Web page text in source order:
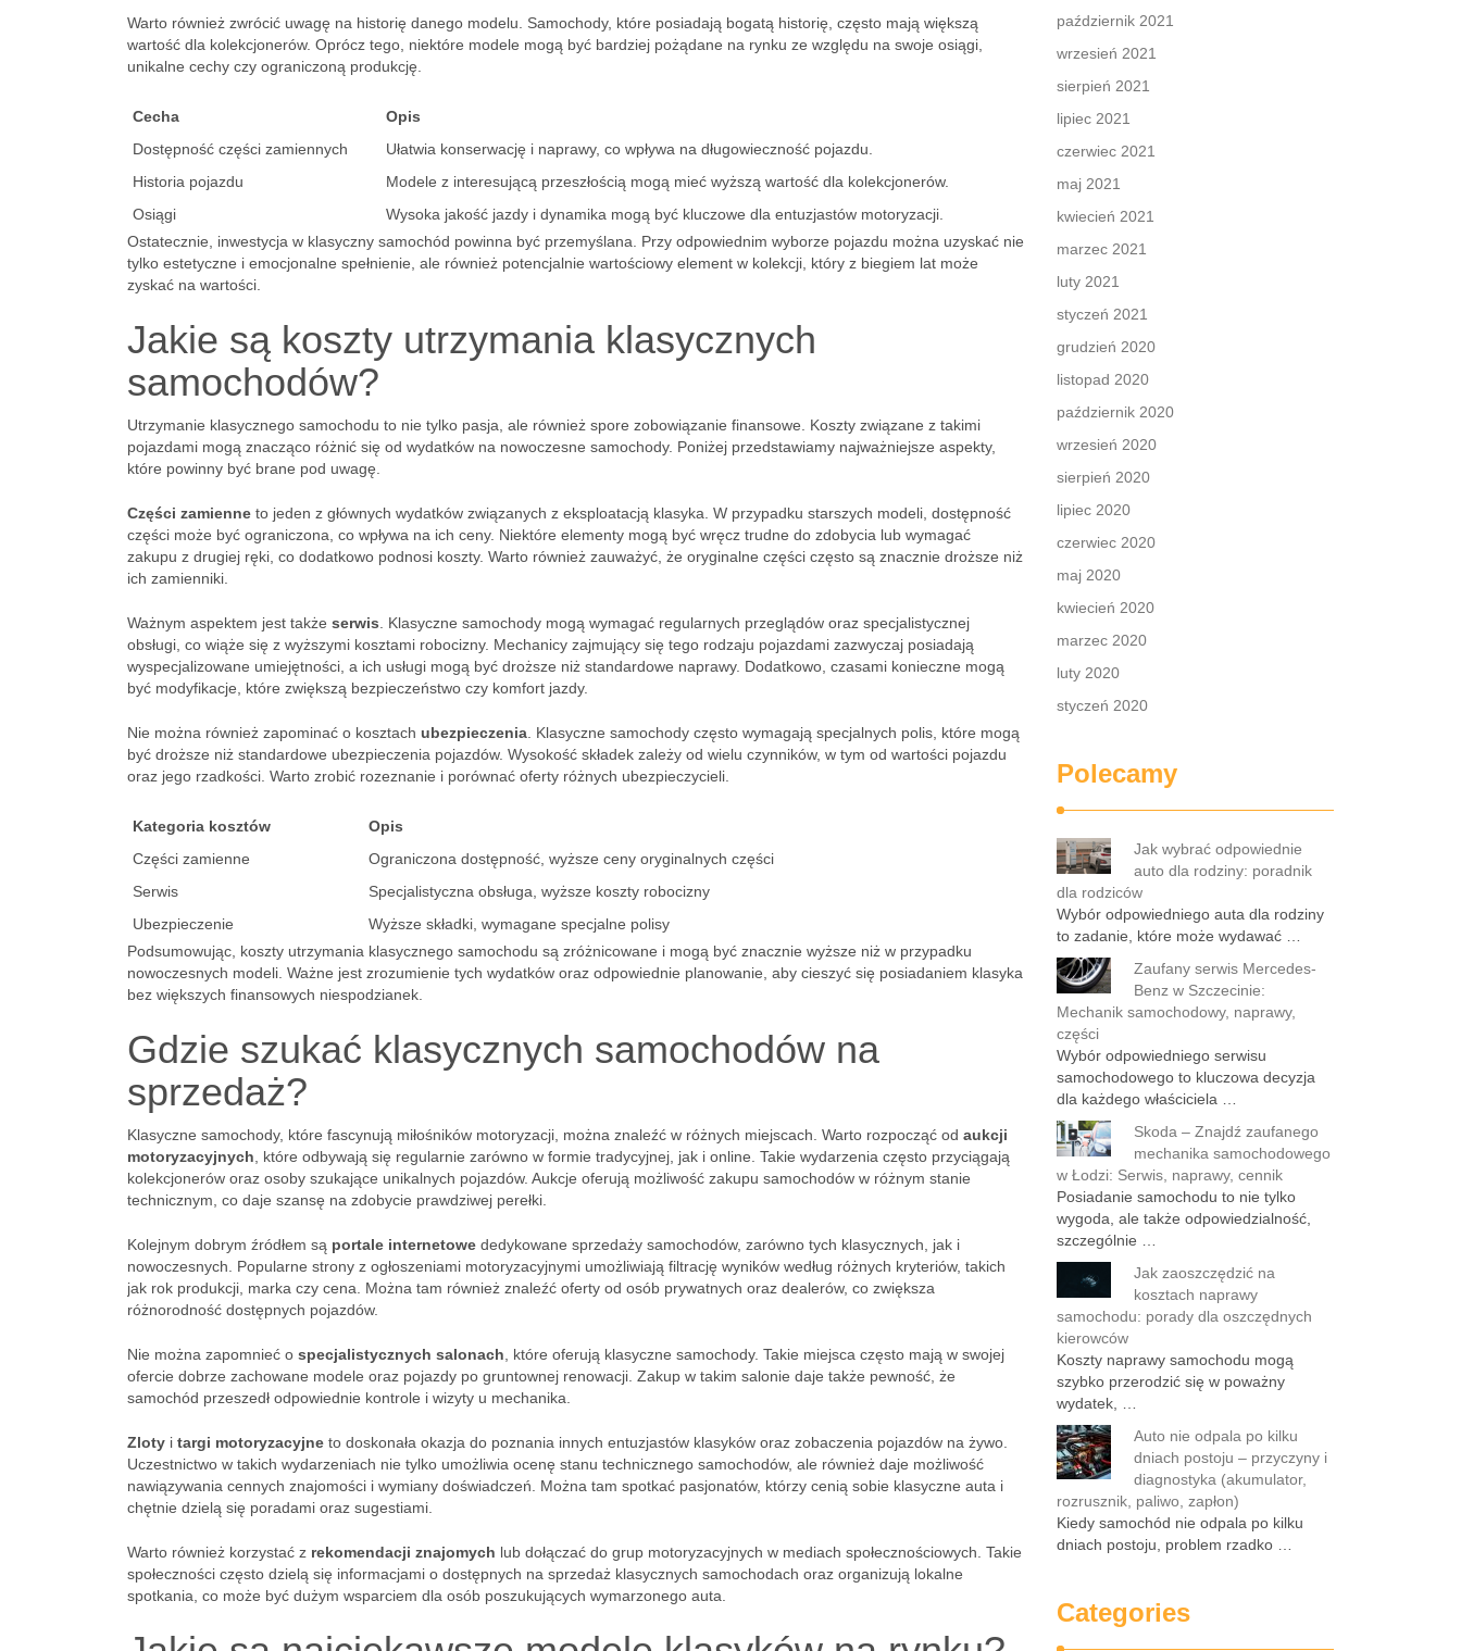
Warto również zwrócić uwagę na historię danego modelu. Samochody, które posiadają bogatą historię, często mają większą
wartość dla kolekcjonerów. Oprócz tego, niektóre modele mogą być bardziej pożądane na rynku ze względu na swoje osiągi,
unikalne cechy czy ograniczoną produkcję.
Cecha
Opis
Dostępność części zamiennych
Ułatwia konserwację i naprawy, co wpływa na długowieczność pojazdu.
Historia pojazdu
Modele z interesującą przeszłością mogą mieć wyższą wartość dla kolekcjonerów.
Osiągi
Wysoka jakość jazdy i dynamika mogą być kluczowe dla entuzjastów motoryzacji.
Ostatecznie, inwestycja w klasyczny samochód powinna być przemyślana. Przy odpowiednim wyborze pojazdu można uzyskać nie
tylko estetyczne i emocjonalne spełnienie, ale również potencjalnie wartościowy element w kolekcji, który z biegiem lat może
zyskać na wartości.
Jakie są koszty utrzymania klasycznych
samochodów?
Utrzymanie klasycznego samochodu to nie tylko pasja, ale również spore zobowiązanie finansowe. Koszty związane z takimi
pojazdami mogą znacząco różnić się od wydatków na nowoczesne samochody. Poniżej przedstawiamy najważniejsze aspekty,
które powinny być brane pod uwagę.
Części zamienne to jeden z głównych wydatków związanych z eksploatacją klasyka. W przypadku starszych modeli, dostępność
części może być ograniczona, co wpływa na ich ceny. Niektóre elementy mogą być wręcz trudne do zdobycia lub wymagać
zakupu z drugiej ręki, co dodatkowo podnosi koszty. Warto również zauważyć, że oryginalne części często są znacznie droższe niż
ich zamienniki.
Ważnym aspektem jest także serwis . Klasyczne samochody mogą wymagać regularnych przeglądów oraz specjalistycznej
obsługi, co wiąże się z wyższymi kosztami robocizny. Mechanicy zajmujący się tego rodzaju pojazdami zazwyczaj posiadają
wyspecjalizowane umiejętności, a ich usługi mogą być droższe niż standardowe naprawy. Dodatkowo, czasami konieczne mogą
być modyfikacje, które zwiększą bezpieczeństwo czy komfort jazdy.
Nie można również zapominać o kosztach ubezpieczenia . Klasyczne samochody często wymagają specjalnych polis, które mogą
być droższe niż standardowe ubezpieczenia pojazdów. Wysokość składek zależy od wielu czynników, w tym od wartości pojazdu
oraz jego rzadkości. Warto zrobić rozeznanie i porównać oferty różnych ubezpieczycieli.
Kategoria kosztów
Opis
Części zamienne
Ograniczona dostępność, wyższe ceny oryginalnych części
Serwis
Specjalistyczna obsługa, wyższe koszty robocizny
Ubezpieczenie
Wyższe składki, wymagane specjalne polisy
Podsumowując, koszty utrzymania klasycznego samochodu są zróżnicowane i mogą być znacznie wyższe niż w przypadku
nowoczesnych modeli. Ważne jest zrozumienie tych wydatków oraz odpowiednie planowanie, aby cieszyć się posiadaniem klasyka
bez większych finansowych niespodzianek.
Gdzie szukać klasycznych samochodów na
sprzedaż?
Klasyczne samochody, które fascynują miłośników motoryzacji, można znaleźć w różnych miejscach. Warto rozpocząć od aukcji
motoryzacyjnych , które odbywają się regularnie zarówno w formie tradycyjnej, jak i online. Takie wydarzenia często przyciągają
kolekcjonerów oraz osoby szukające unikalnych pojazdów. Aukcje oferują możliwość zakupu samochodów w różnym stanie
technicznym, co daje szansę na zdobycie prawdziwej perełki.
Kolejnym dobrym źródłem są portale internetowe dedykowane sprzedaży samochodów, zarówno tych klasycznych, jak i
nowoczesnych. Popularne strony z ogłoszeniami motoryzacyjnymi umożliwiają filtrację wyników według różnych kryteriów, takich
jak rok produkcji, marka czy cena. Można tam również znaleźć oferty od osób prywatnych oraz dealerów, co zwiększa
różnorodność dostępnych pojazdów.
Nie można zapomnieć o specjalistycznych salonach , które oferują klasyczne samochody. Takie miejsca często mają w swojej
ofercie dobrze zachowane modele oraz pojazdy po gruntownej renowacji. Zakup w takim salonie daje także pewność, że
samochód przeszedł odpowiednie kontrole i wizyty u mechanika.
Zloty i targi motoryzacyjne to doskonała okazja do poznania innych entuzjastów klasyków oraz zobaczenia pojazdów na żywo.
Uczestnictwo w takich wydarzeniach nie tylko umożliwia ocenę stanu technicznego samochodów, ale również daje możliwość
nawiązywania cennych znajomości i wymiany doświadczeń. Można tam spotkać pasjonatów, którzy cenią sobie klasyczne auta i
chętnie dzielą się poradami oraz sugestiami.
Warto również korzystać z rekomendacji znajomych lub dołączać do grup motoryzacyjnych w mediach społecznościowych. Takie
społeczności często dzielą się informacjami o dostępnych na sprzedaż klasycznych samochodach oraz organizują lokalne
spotkania, co może być dużym wsparciem dla osób poszukujących wymarzonego auta.
październik 2021
wrzesień 2021
sierpień 2021
lipiec 2021
czerwiec 2021
maj 2021
kwiecień 2021
marzec 2021
luty 2021
styczeń 2021
grudzień 2020
listopad 2020
październik 2020
wrzesień 2020
sierpień 2020
lipiec 2020
czerwiec 2020
maj 2020
kwiecień 2020
marzec 2020
luty 2020
styczeń 2020
Polecamy
Jak wybrać odpowiednie
auto dla rodziny: poradnik
dla rodziców
Wybór odpowiedniego auta dla rodziny
to zadanie, które może wydawać …
Zaufany serwis Mercedes-
Benz w Szczecinie:
Mechanik samochodowy, naprawy,
części
Wybór odpowiedniego serwisu
samochodowego to kluczowa decyzja
dla każdego właściciela …
Skoda – Znajdź zaufanego
mechanika samochodowego
w Łodzi: Serwis, naprawy, cennik
Posiadanie samochodu to nie tylko
wygoda, ale także odpowiedzialność,
szczególnie …
Jak zaoszczędzić na
kosztach naprawy
samochodu: porady dla oszczędnych
kierowców
Koszty naprawy samochodu mogą
szybko przerodzić się w poważny
wydatek, …
Auto nie odpala po kilku
dniach postoju – przyczyny i
diagnostyka (akumulator,
rozrusznik, paliwo, zapłon)
Kiedy samochód nie odpala po kilku
dniach postoju, problem rzadko …
Categories